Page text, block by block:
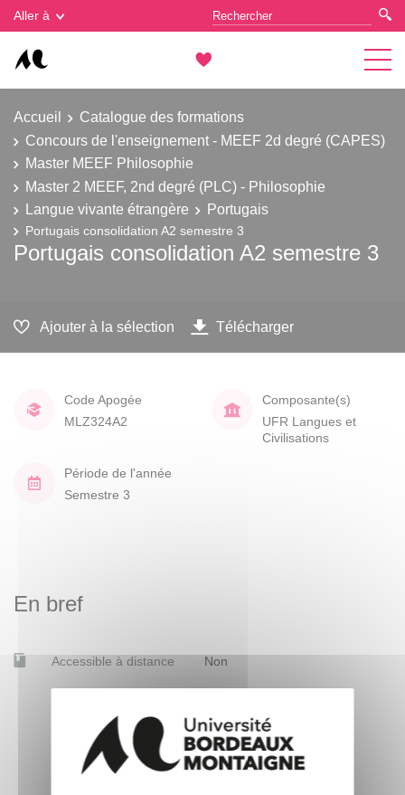
Aller à
Accueil
Catalogue des formations
Concours de l'enseignement - MEEF 2d degré (CAPES)
Master MEEF Philosophie
Master 2 MEEF, 2nd degré (PLC) - Philosophie
Langue vivante étrangère
Portugais
Portugais consolidation A2 semestre 3
Portugais consolidation A2 semestre 3
Ajouter à la sélection Télécharger
Code Apogée
MLZ324A2
Composante(s)
UFR Langues et
Civilisations
Période de l'année
Semestre 3
En bref
Accessible à distance Non
Gestion des cookies